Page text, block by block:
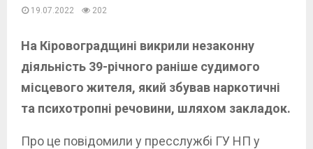
19.07.2022 202
На Кіровоградщині викрили незаконну
діяльність 39-річного раніше судимого
місцевого жителя, який збував наркотичні
та психотропні речовини, шляхом закладок.
Про це повідомили у пресслужбі ГУ НП у